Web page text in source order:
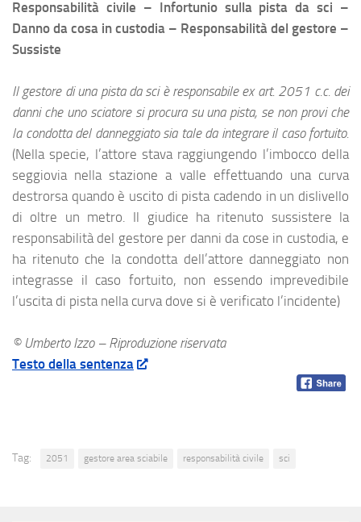
Responsabilità civile – Infortunio sulla pista da sci –
Danno da cosa in custodia – Responsabilità del gestore –
Sussiste
Il gestore di una pista da sci è responsabile ex art. 2051 c.c. dei
danni che uno sciatore si procura su una pista, se non provi che
la condotta del danneggiato sia tale da integrare il caso fortuito.
(Nella specie, l’attore stava raggiungendo l’imbocco della
seggiovia nella stazione a valle effettuando una curva
destrorsa quando è uscito di pista cadendo in un dislivello
di oltre un metro. Il giudice ha ritenuto sussistere la
responsabilità del gestore per danni da cose in custodia, e
ha ritenuto che la condotta dell’attore danneggiato non
integrasse il caso fortuito, non essendo imprevedibile
l’uscita di pista nella curva dove si è verificato l’incidente)
© Umberto Izzo – Riproduzione riservata
Testo della sentenza
Tag: 2051 gestore area sciabile responsabilità civile sci